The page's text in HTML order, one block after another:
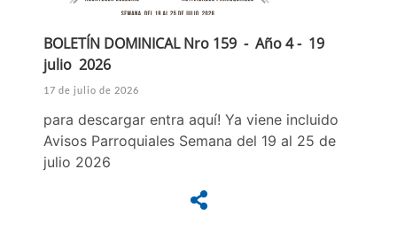
BOLETÍN DOMINICAL Nro 159 - Año 4 - 19
julio 2026
17 de julio de 2026
para descargar entra aquí! Ya viene incluido
Avisos Parroquiales Semana del 19 al 25 de
julio 2026